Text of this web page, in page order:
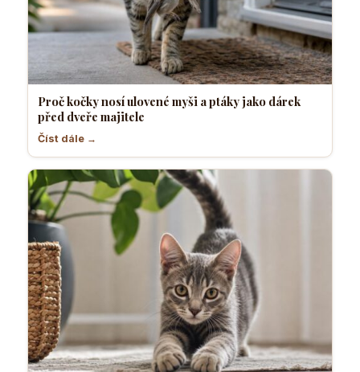
Proč kočky nosí ulovené myši a ptáky jako dárek
před dveře majitele
Číst dále →